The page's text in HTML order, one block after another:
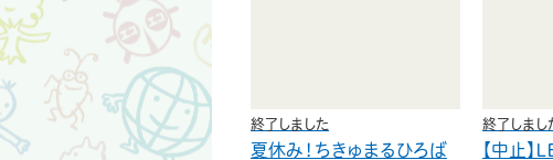
終了しました
夏休み！ちきゅまるひろば
終了しまし
【中止